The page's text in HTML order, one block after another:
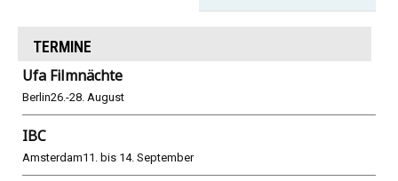
TERMINE
Ufa Filmnächte
Berlin26.-28. August
IBC
Amsterdam11. bis 14. September